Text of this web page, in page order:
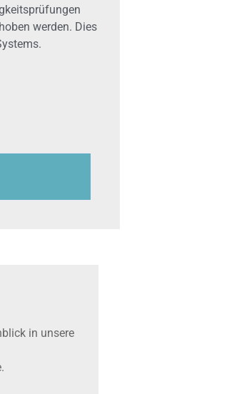
werden. Dies
in unsere